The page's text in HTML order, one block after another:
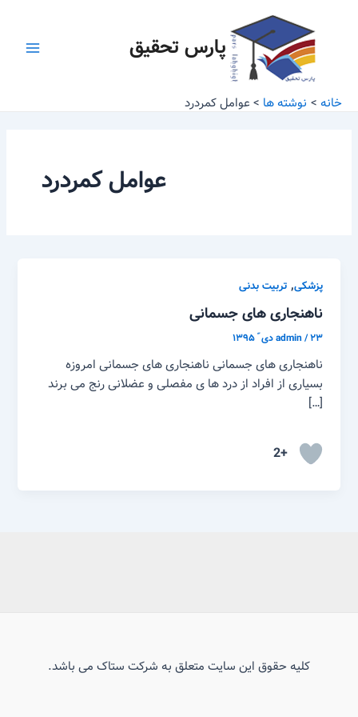
پارس تحقیق
خانه نوشته ها عوامل کمردرد
عوامل کمردرد
پزشکی, تربیت بدنی
ناهنجاری های جسمانی
admin/۲۳ دی ّ ۱۳۹۵
ناهنجاری های جسمانی ناهنجاری های جسمانی امروزه
بسیاری از افراد از درد ها ی مفصلی و عضلانی رنج می برند
[…]
+2
کلیه حقوق این سایت متعلق به شرکت ستاک می باشد.